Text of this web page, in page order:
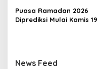
Pesantren Lansia
Puasa Ramadan 2026
Diprediksi Mulai Kamis 19
News Feed